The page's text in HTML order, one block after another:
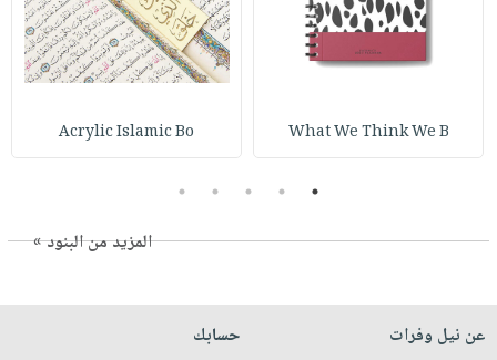
What We Think We B
Acrylic Islamic Bo
1
2
3
4
5
المزيد من البنود »
عن نيل وفرات
حسابك